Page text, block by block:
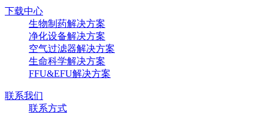
下载中心
生物制药解决方案
净化设备解决方案
空气过滤器解决方案
生命科学解决方案
FFU&EFU解决方案
联系我们
联系方式